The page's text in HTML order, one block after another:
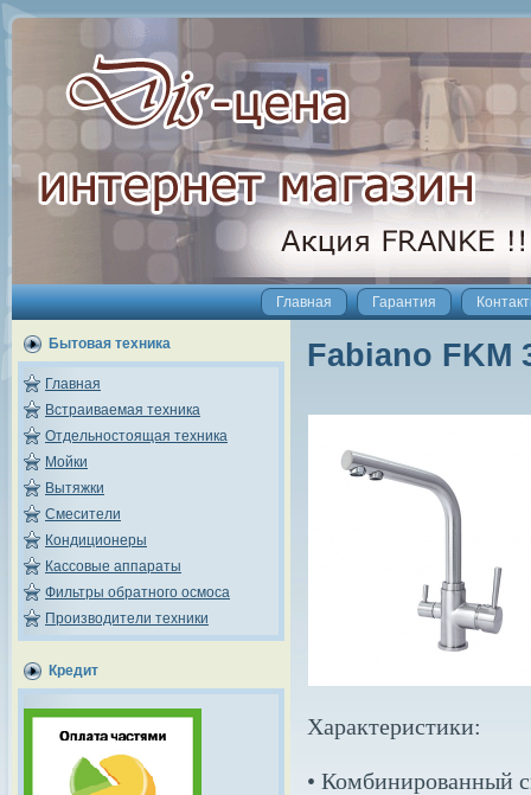
Главная Гарантия
Бытовая техника
Главная
Встраиваемая техника
Отдельностоящая техника
Мойки
Вытяжки
Смесители
Кондиционеры
Кассовые аппараты
Фильтры обратного осмоса
Производители техники
Кредит
Fabiano FKM
Характеристики:
• Комбинированный